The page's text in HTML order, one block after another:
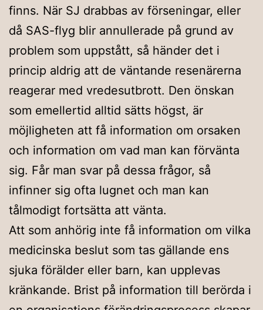
finns. När SJ drabbas av förseningar, eller
då SAS-flyg blir annullerade på grund av
problem som uppstått, så händer det i
princip aldrig att de väntande resenärerna
reagerar med vredesutbrott. Den önskan
som emellertid alltid sätts högst, är
möjligheten att få information om orsaken
och information om vad man kan förvänta
sig. Får man svar på dessa frågor, så
infinner sig ofta lugnet och man kan
tålmodigt fortsätta att vänta.
Att som anhörig inte få information om vilka
medicinska beslut som tas gällande ens
sjuka förälder eller barn, kan upplevas
kränkande. Brist på information till berörda i